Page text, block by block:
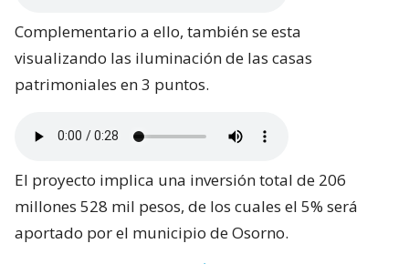
Complementario a ello, también se esta
visualizando las iluminación de las casas
patrimoniales en 3 puntos.
El proyecto implica una inversión total de 206
millones 528 mil pesos, de los cuales el 5% será
aportado por el municipio de Osorno.